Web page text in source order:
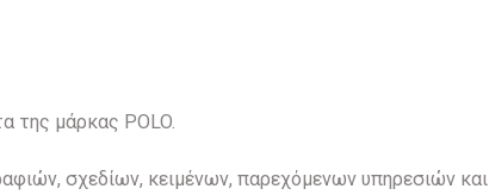
της μάρκας POLO.
σχεδίων, κειμένων, παρεχόμενων υπηρεσιών και